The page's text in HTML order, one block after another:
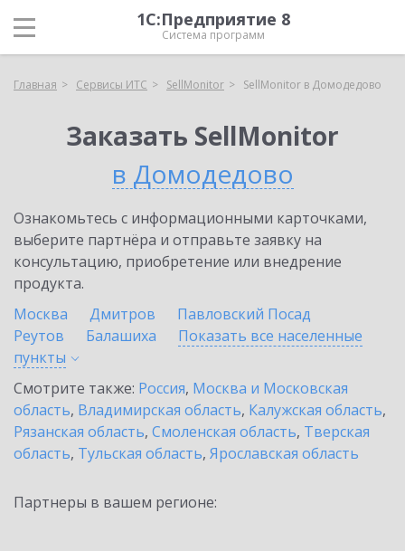
1С:Предприятие 8
Система программ
Главная Сервисы ИТС SellMonitor SellMonitor в Домодедово
Заказать SellMonitor
в Домодедово
Ознакомьтесь с информационными карточками,
выберите партнёра и отправьте заявку на
консультацию, приобретение или внедрение
продукта.
Москва
Дмитров
Павловский Посад
Реутов
Балашиха
Показать все населенные
пункты
Смотрите также: Россия, Москва и Московская
область, Владимирская область, Калужская область,
Рязанская область, Смоленская область, Тверская
область, Тульская область, Ярославская область
Партнеры в вашем регионе: